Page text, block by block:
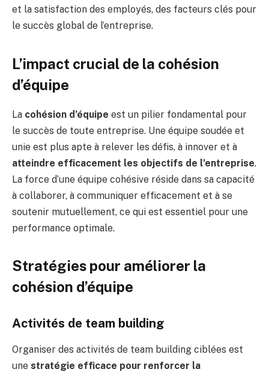
et la satisfaction des employés, des facteurs clés pour
le succès global de l’entreprise.
L’impact crucial de la cohésion
d’équipe
La cohésion d’équipe est un pilier fondamental pour
le succès de toute entreprise. Une équipe soudée et
unie est plus apte à relever les défis, à innover et à
atteindre efficacement les objectifs de l’entreprise.
La force d’une équipe cohésive réside dans sa capacité
à collaborer, à communiquer efficacement et à se
soutenir mutuellement, ce qui est essentiel pour une
performance optimale.
Stratégies pour améliorer la
cohésion d’équipe
Activités de team building
Organiser des activités de team building ciblées est
une stratégie efficace pour renforcer la